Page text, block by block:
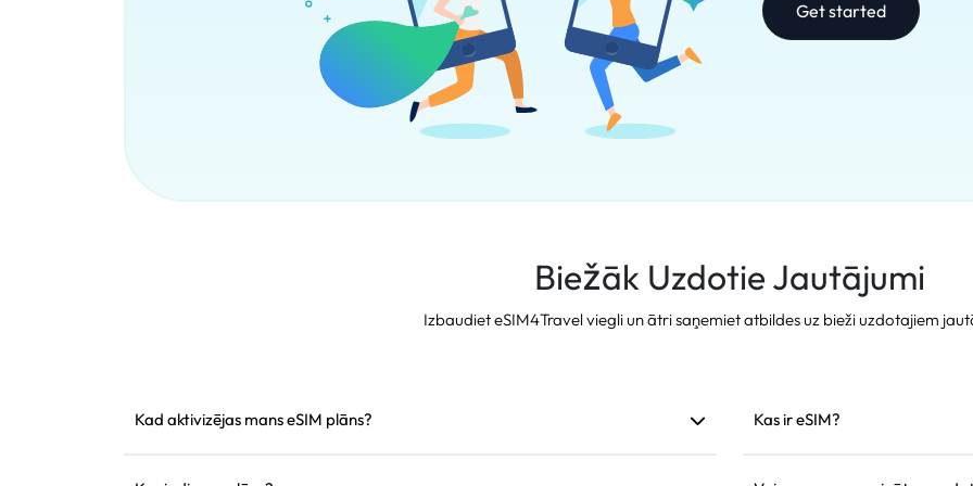
Get started
Biežāk Uzdotie Jautājumi
Izbaudiet eSIM4Travel viegli un ātri saņemiet atbildes uz bieži uzdotajiem
Kad aktivizējas mans eSIM plāns? Kas ir eSIM?